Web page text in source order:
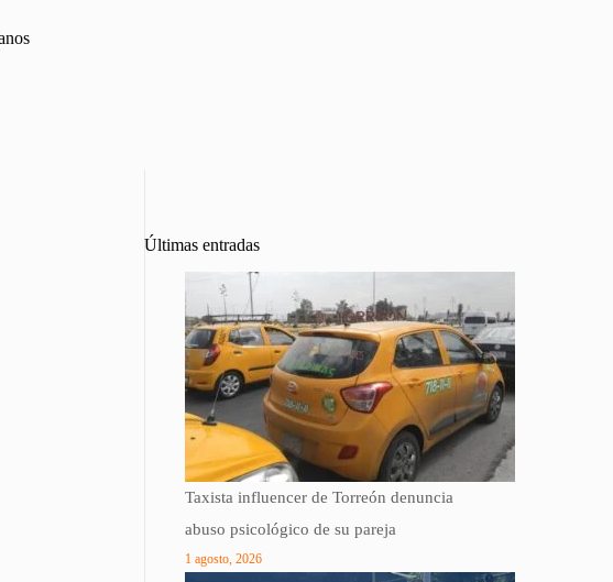
Últimas entradas
Taxista influencer de Torreón denuncia
abuso psicológico de su pareja
1 agosto, 2026